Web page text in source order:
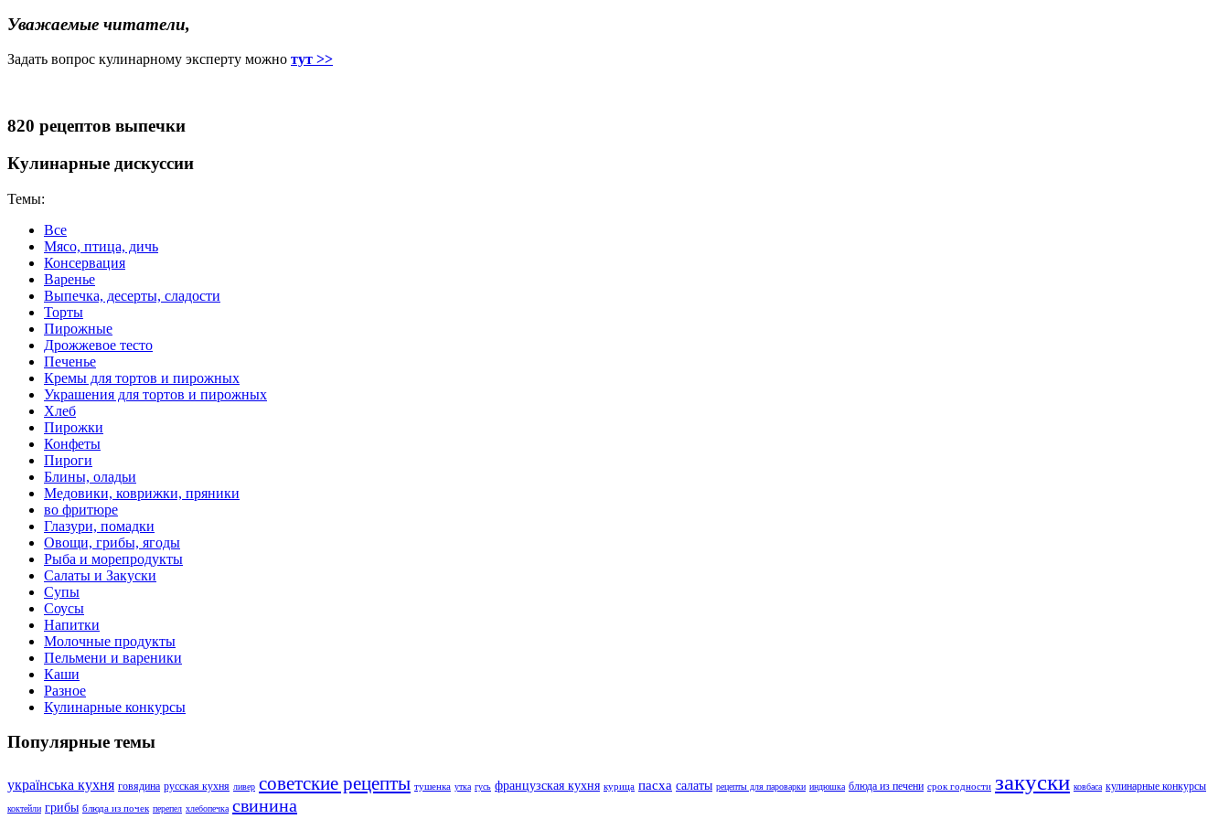
Уважаемые читатели,
Задать вопрос кулинарному эксперту можно тут >>
820 рецептов выпечки
Кулинарные дискуссии
Темы:
Все
Мясо, птица, дичь
Консервация
Варенье
Выпечка, десерты, сладости
Торты
Пирожные
Дрожжевое тесто
Печенье
Кремы для тортов и пирожных
Украшения для тортов и пирожных
Хлеб
Пирожки
Конфеты
Пироги
Блины, оладьи
Медовики, коврижки, пряники
во фритюре
Глазури, помадки
Овощи, грибы, ягоды
Рыба и морепродукты
Салаты и Закуски
Супы
Соусы
Напитки
Молочные продукты
Пельмени и вареники
Каши
Разное
Кулинарные конкурсы
Популярные темы
українська кухня говядина русская кухня ливер советские рецепты тушенка утка гусь французская кухня курица пасха салаты рецепты для пароварки индюшка блюда из печени срок годности закуски ковбаса кулинарные конкурсы
коктейли грибы блюда из почек перепел хлебопечка свинина